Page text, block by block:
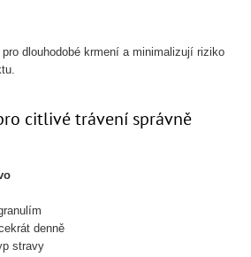
dlouhodobé krmení a minimalizují riziko
citlivé trávení správně
denně
stravy